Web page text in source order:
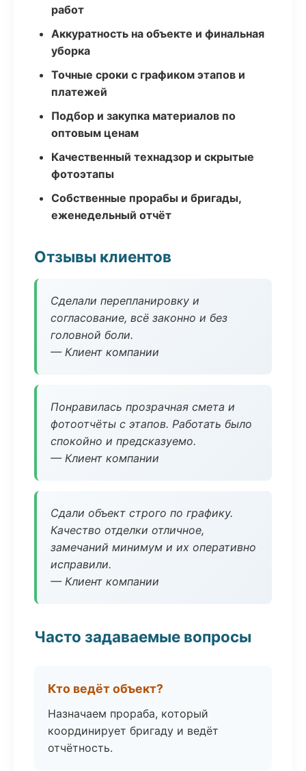
работ
Аккуратность на объекте и финальная
уборка
Точные сроки с графиком этапов и
платежей
Подбор и закупка материалов по
оптовым ценам
Качественный технадзор и скрытые
фотоэтапы
Собственные прорабы и бригады,
еженедельный отчёт
Отзывы клиентов
Сделали перепланировку и
согласование, всё законно и без
головной боли.
— Клиент компании
Понравилась прозрачная смета и
фотоотчёты с этапов. Работать было
спокойно и предсказуемо.
— Клиент компании
Сдали объект строго по графику.
Качество отделки отличное,
замечаний минимум и их оперативно
исправили.
— Клиент компании
Часто задаваемые вопросы
Кто ведёт объект?
Назначаем прораба, который
координирует бригаду и ведёт
отчётность.